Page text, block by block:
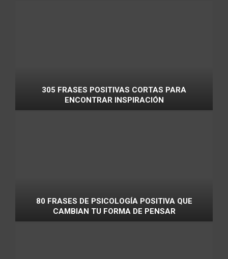
305 FRASES POSITIVAS CORTAS PARA
ENCONTRAR INSPIRACIÓN
80 FRASES DE PSICOLOGÍA POSITIVA QUE
CAMBIAN TU FORMA DE PENSAR